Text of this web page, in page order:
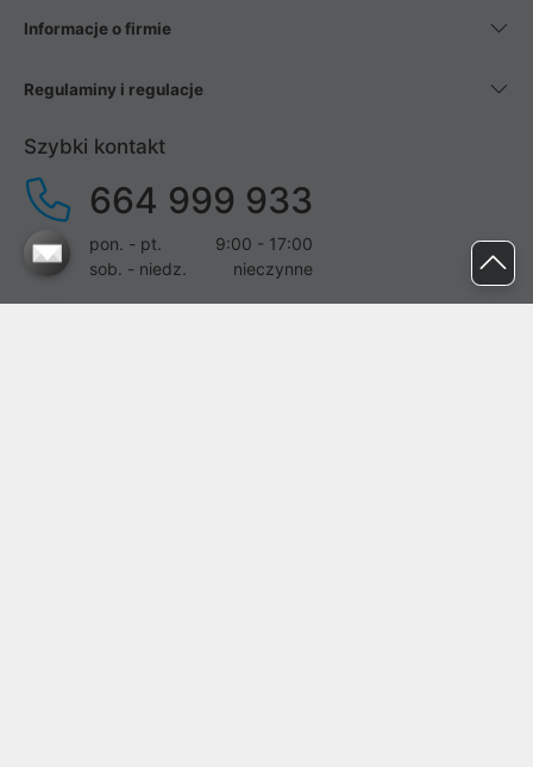
Informacje o firmie
Regulaminy i regulacje
Szybki kontakt
664 999 933
pon. - pt.
9:00 - 17:00
sob. - niedz.
nieczynne